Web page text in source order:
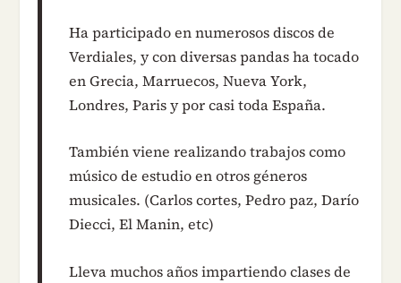
Ha participado en numerosos discos de
Verdiales, y con diversas pandas ha tocado
en Grecia, Marruecos, Nueva York,
Londres, Paris y por casi toda España.
También viene realizando trabajos como
músico de estudio en otros géneros
musicales. (Carlos cortes, Pedro paz, Darío
Diecci, El Manin, etc)
Lleva muchos años impartiendo clases de